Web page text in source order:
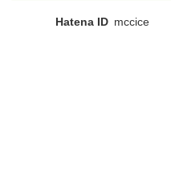
Hatena ID mccice